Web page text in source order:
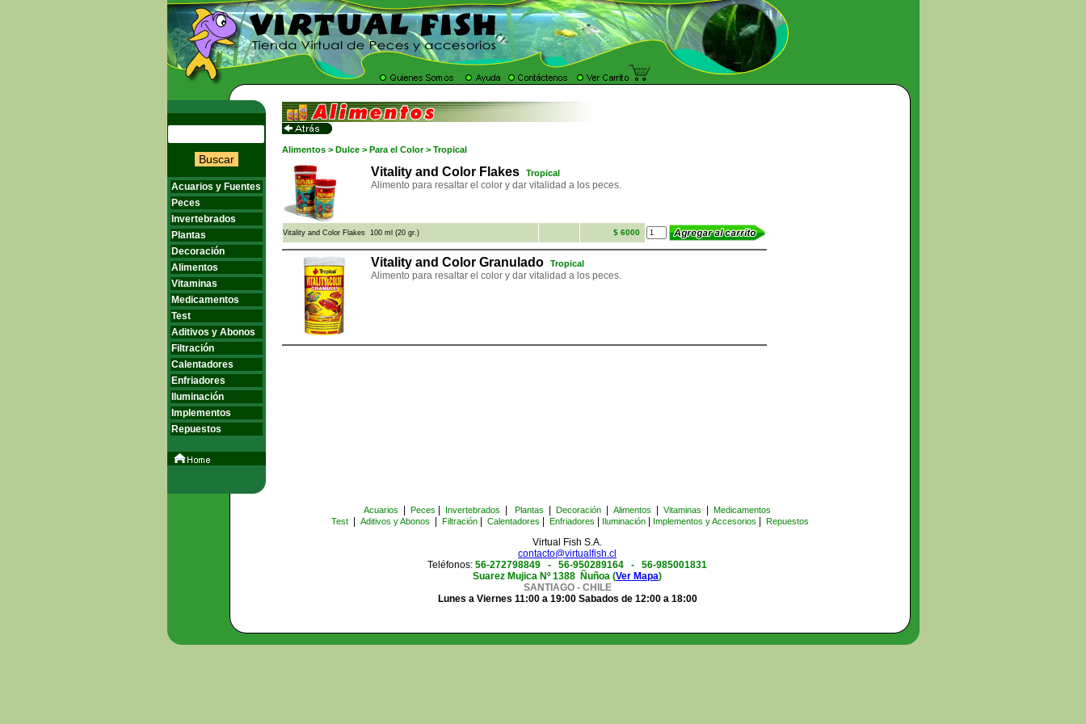
Buscar
Acuarios y Fuentes
Peces
Invertebrados
Plantas
Decoración
Alimentos
Vitaminas
Medicamentos
Test
Aditivos y Abonos
Filtración
Calentadores
Enfriadores
Iluminación
Implementos
Repuestos
Alimentos > Dulce > Para el Color > Tropical
Vitality and Color Flakes Tropical
Alimento para resaltar el color y dar vitalidad a los peces.
Vitality and Color Flakes 100 ml (20 gr.) $ 6000
Vitality and Color Granulado Tropical
Alimento para resaltar el color y dar vitalidad a los peces.
Acuarios Peces Invertebrados Plantas Decoración Alimentos Vitaminas
Medicamentos
Test| Aditivos y Abonos Filtración| Calentadores Enfriadores Iluminación| Implementos y Accesorios Repuestos
Virtual Fish S.A.
contacto@virtualfish.cl
Teléfonos: 56-272798849 - 56-950289164 - 56-985001831
Suarez Mujica Nº 1388 Ñuñoa (Ver Mapa)
SANTIAGO - CHILE
Lunes a Viernes 11:00 a 19:00 Sabados de 12:00 a 18:00